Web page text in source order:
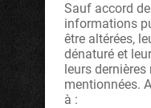
Sauf accord
informations
être altérées,
dénaturé et
leurs
mentionnées.
à :